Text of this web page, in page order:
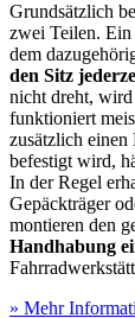
Grundsätzlich
zwei Teilen. Ein
dem
den Sitz
nicht dreht,
funktioniert
zusätzlich
befestigt wird,
In der Regel
Gepäckträger
montieren den
Handhabung
» Mehr